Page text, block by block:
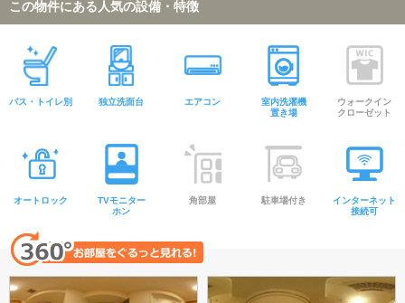
この物件にある人気の設備・特徴
バス・トイレ別 独立洗面台 エアコン
室内洗濯機
置き場
ウォークイン
クローゼット
オートロック
TVモニター
ホン
角部屋 駐車場付き
インターネット
接続可